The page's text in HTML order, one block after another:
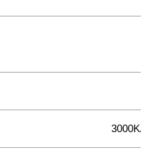
3000K/